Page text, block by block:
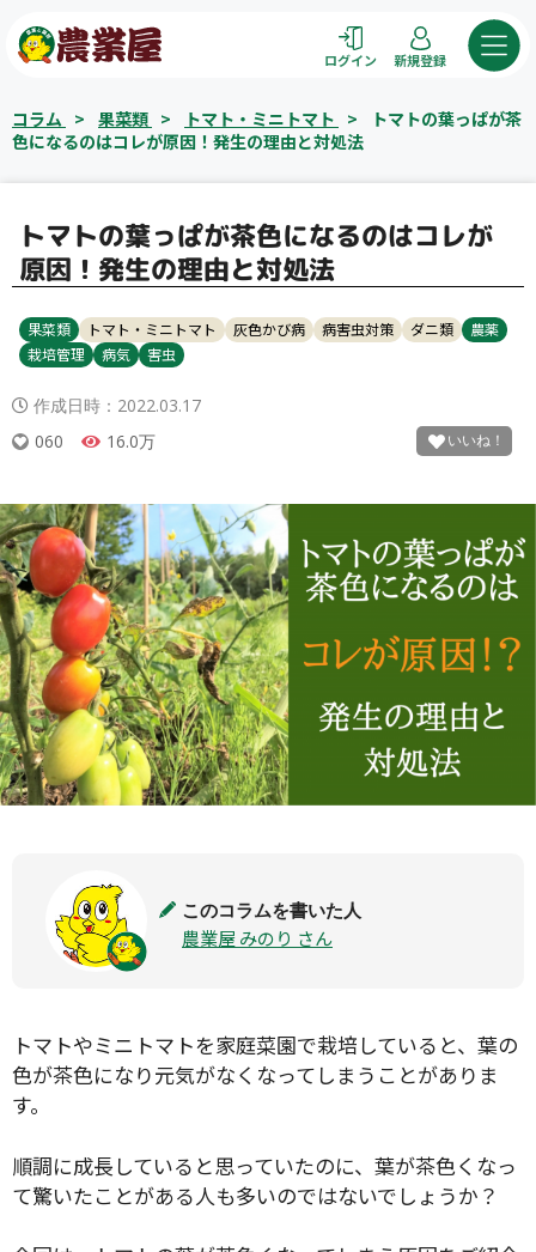
ン
ツ
プ
ログイン 新規登録
コラム > 果菜類 > トマト・ミニトマト >
トマトの葉っぱが茶
色になるのはコレが原因！発生の理由と対処法
トマトの葉っぱが茶色になるのはコレが
原因！発生の理由と対処法
果菜類 トマト・ミニトマト 灰色かび病 病害虫対策 ダニ類
農薬
栽培管理
病気 害虫
作成日時： 2022.03.17
060
16.0万
このコラムを書いた人
農業屋 みのり さん
トマトやミニトマトを家庭菜園で栽培していると、葉の
色が茶色になり元気がなくなってしまうことがありま
す。
順調に成長していると思っていたのに、葉が茶色くなっ
て驚いたことがある人も多いのではないでしょうか？